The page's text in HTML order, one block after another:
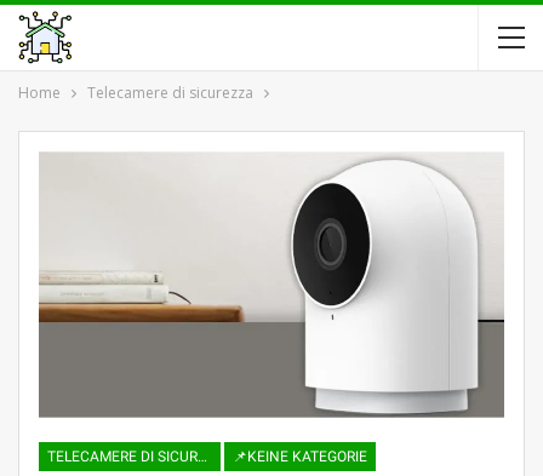
Home Telecamere di sicurezza
TELECAMERE DI SICUREZZA 📌KEINE KATEGORIE